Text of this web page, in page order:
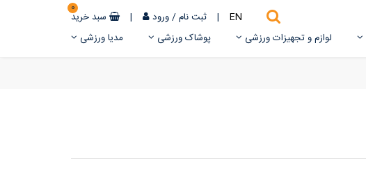
EN
| ثبت نام/ورود | سبد خرید
0
لوازم و تجهیزات ورزشی پوشاک ورزشی مدیا ورزشی